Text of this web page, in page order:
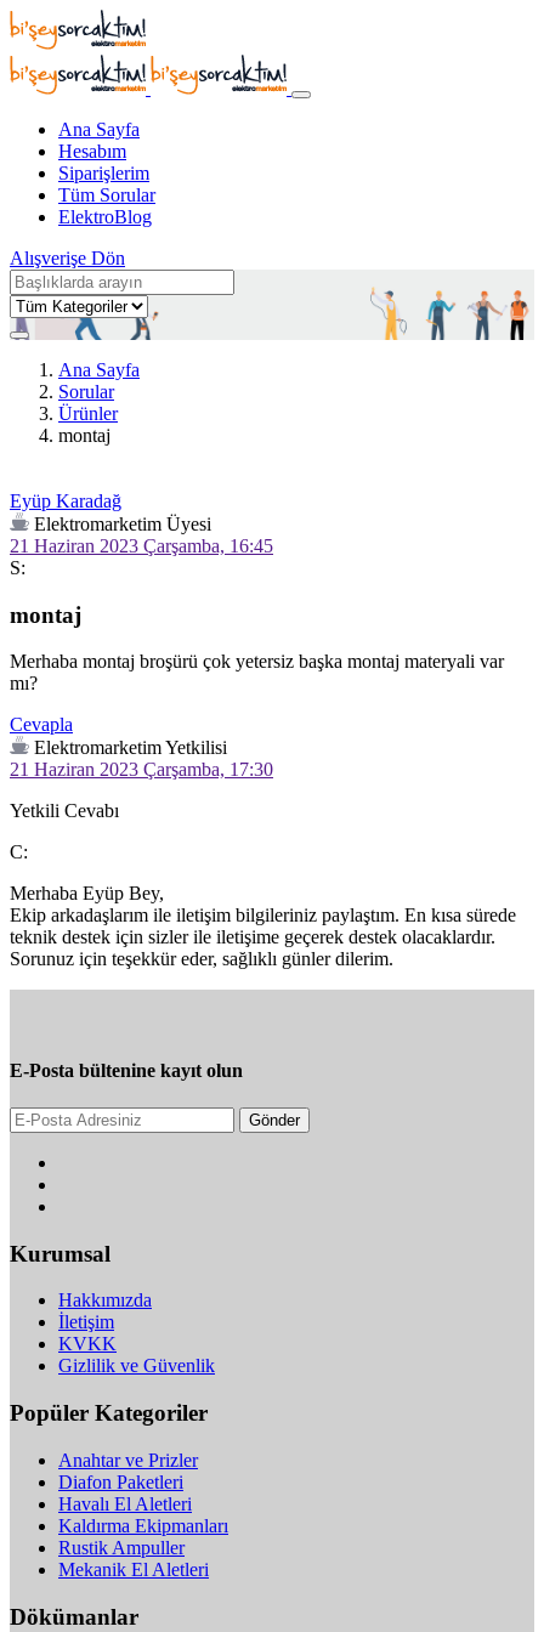
Ana Sayfa
Hesabım
Siparişlerim
Tüm Sorular
ElektroBlog
Alışverişe Dön
Ana Sayfa
Sorular
Ürünler
montaj
Eyüp Karadağ
Elektromarketim Üyesi
21 Haziran 2023 Çarşamba, 16:45
S:
montaj
Merhaba montaj broşürü çok yetersiz başka montaj materyali var
mı?
Cevapla
Elektromarketim Yetkilisi
21 Haziran 2023 Çarşamba, 17:30
Yetkili Cevabı
C:
Merhaba Eyüp Bey,
Ekip arkadaşlarım ile iletişim bilgileriniz paylaştım. En kısa sürede
teknik destek için sizler ile iletişime geçerek destek olacaklardır.
Sorunuz için teşekkür eder, sağlıklı günler dilerim.
E-Posta bültenine kayıt olun
Gönder
Kurumsal
Hakkımızda
İletişim
KVKK
Gizlilik ve Güvenlik
Popüler Kategoriler
Anahtar ve Prizler
Diafon Paketleri
Havalı El Aletleri
Kaldırma Ekipmanları
Rustik Ampuller
Mekanik El Aletleri
Dökümanlar